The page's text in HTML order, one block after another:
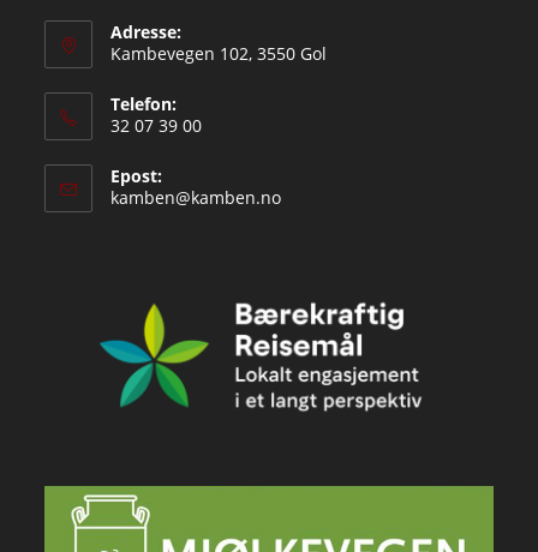
Adresse:
Kambevegen 102, 3550 Gol
Telefon:
32 07 39 00
Epost:
kamben@kamben.noOpens